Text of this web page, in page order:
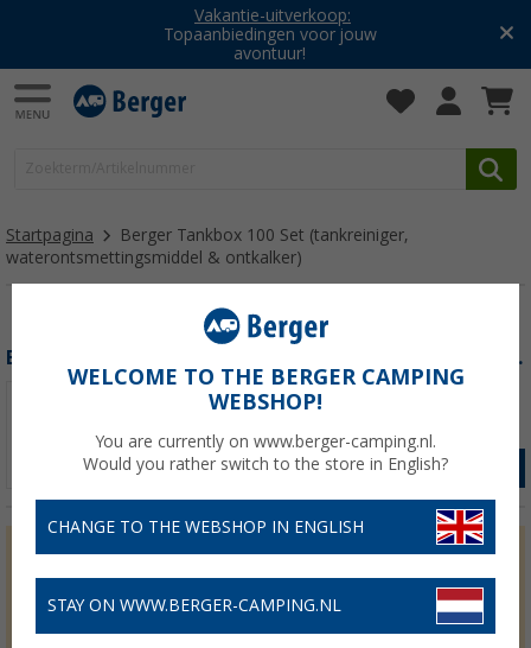
Vakantie-uitverkoop:
Topaanbiedingen voor jouw
avontuur!
Startpagina
Berger Tankbox 100 Set (tankreiniger,
waterontsmettingsmiddel & ontkalker)
Berger Tankbox 100 Set (tankreiniger, waterontsmettingsmiddel & ontkalker)
GA NAAR PRODUCT
Silke D.
Testrapport van21.12.2025
VOLLEDIG TESTRAPPORT
WELCOME TO THE BERGER CAMPING
WEBSHOP!
You are currently on www.berger-camping.nl.
Would you rather switch to the store in English?
CHANGE TO THE WEBSHOP IN ENGLISH
STAY ON WWW.BERGER-CAMPING.NL